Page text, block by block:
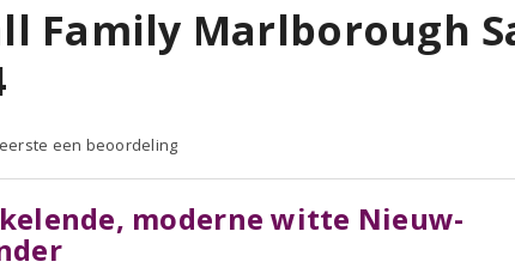
Family Marlborough
een beoordeling
moderne witte Nieuw-